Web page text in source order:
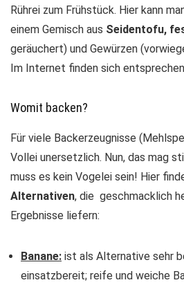
Rührei zum Frühstück. Hier kann
einem Gemisch aus Seidentofu,
geräuchert) und Gewürzen
Im Internet finden sich
Womit backen?
Für viele Backerzeugnisse
Vollei unersetzlich. Nun, das mag
muss es kein Vogelei sein! Hier
Alternativen, die geschmacklich
Ergebnisse liefern:
Banane: ist als Alternative sehr
einsatzbereit; reife und weiche